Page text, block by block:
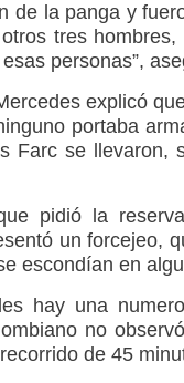
de la panga y
tres
personas”,
explicó
portaba
Farc se llevaron,
pidió la
un forcejeo,
escondían en
hay una
no
de 45